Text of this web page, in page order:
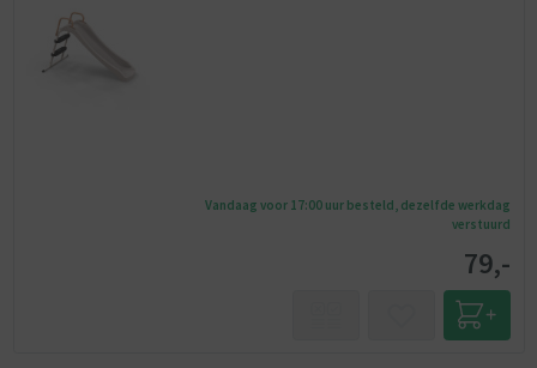
Vandaag voor 17:00 uur besteld, dezelfde werkdag
verstuurd
79,-